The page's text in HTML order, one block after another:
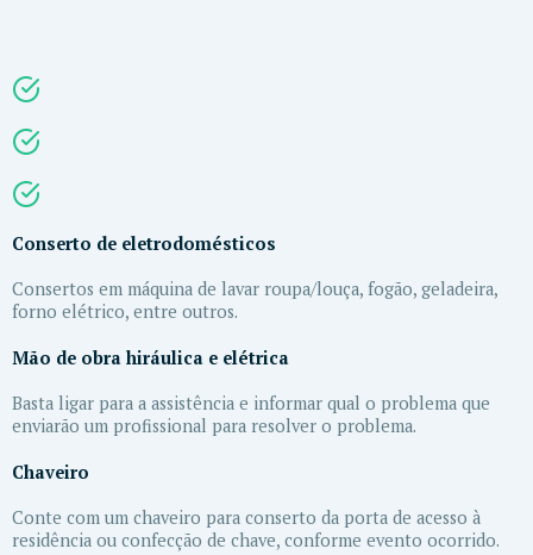
Conserto de eletrodomésticos
Consertos em máquina de lavar roupa/louça, fogão, geladeira,
forno elétrico, entre outros.
Mão de obra hiráulica e elétrica
Basta ligar para a assistência e informar qual o problema que
enviarão um profissional para resolver o problema.
Chaveiro
Conte com um chaveiro para conserto da porta de acesso à
residência ou confecção de chave, conforme evento ocorrido.